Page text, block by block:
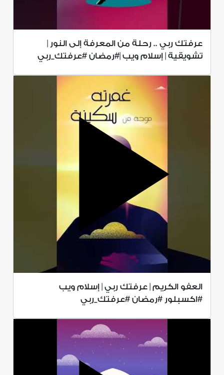
عرفتك ربي .. رحلة من المعرفة إلى النور |
تشويقية | إسلام ويب |#رمضان #عرفتك_ربي
العفو الكريم | عرفتك ربي | إسلام ويب
#اكسبلور #رمضان #عرفتك_ربي